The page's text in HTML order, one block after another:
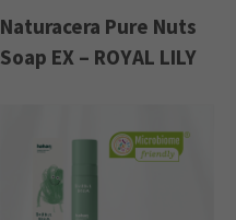
Naturacera Pure Nuts
Soap EX – ROYAL LILY